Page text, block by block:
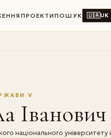
ПРОЕКТИ ПОШУК 🇺🇦UK
V
Іванович
національного університету